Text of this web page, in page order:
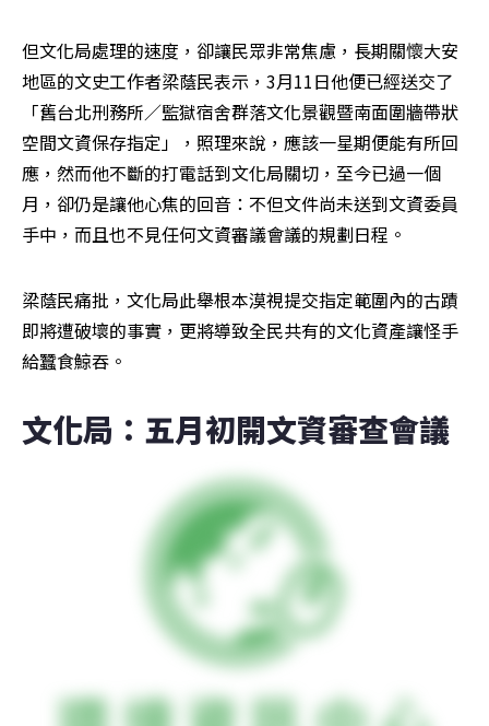
但文化局處理的速度，卻讓民眾非常焦慮，長期關懷大安
地區的文史工作者梁蔭民表示，3月11日他便已經送交了
「舊台北刑務所／監獄宿舍群落文化景觀暨南面圍牆帶狀
空間文資保存指定」，照理來說，應該一星期便能有所回
應，然而他不斷的打電話到文化局關切，至今已過一個
月，卻仍是讓他心焦的回音：不但文件尚未送到文資委員
手中，而且也不見任何文資審議會議的規劃日程。
梁蔭民痛批，文化局此舉根本漠視提交指定範圍內的古蹟
即將遭破壞的事實，更將導致全民共有的文化資產讓怪手
給蠶食鯨吞。
文化局：五月初開文資審查會議